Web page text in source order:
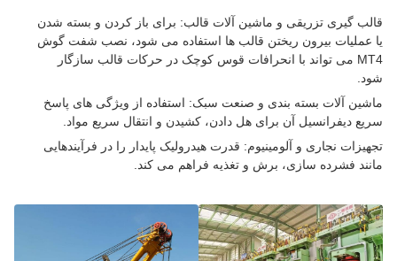
گیری تزریقی و ماشین آلات قالب: برای باز کردن و بسته شدن
عملیات بیرون ریختن قالب ها استفاده می شود، نصب شفت گوش
MT4 می تواند با انحرافات قوس کوچک در حرکات قالب سازگار
آلات بسته بندی و صنعت سبک: استفاده از ویژگی های پاسخ
دیفرانسیل آن برای هل دادن، کشیدن و انتقال سریع مواد.
نجاری و آلومینیوم: قدرت هیدرولیک پایدار را در فرآیندهایی
فشرده سازی، برش و تغذیه فراهم می کند.